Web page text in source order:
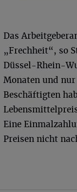
Das
„Frechheit“, so
Düssel-Rhein-
Monaten und
Beschäftigten
Eine
Preisen nicht